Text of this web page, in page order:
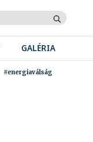
GALÉRIA
#energiaválság